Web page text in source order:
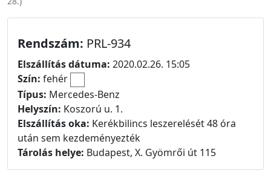
Rendszám: PRL-934
Elszállítás dátuma: 2020.02.26. 15:05
Szín: fehér
Típus: Mercedes-Benz
Helyszín: Koszorú u. 1.
Elszállítás oka: Kerékbilincs leszerelését 48 óra
után sem kezdeményezték
Tárolás helye: Budapest, X. Gyömrői út 115